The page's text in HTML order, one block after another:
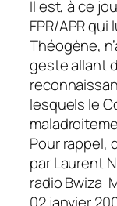
Il est, à ce
FPR/APR
Théogène,
geste allant
lesquels le
Pour rappel,
par Laurent
radio Bwiza
02 janvier